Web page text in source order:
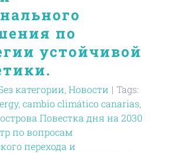
по
устойчивой
категории, Новости | Tags:
, cambio climático canarias,
Повестка дня на 2030
по вопросам
перехода и